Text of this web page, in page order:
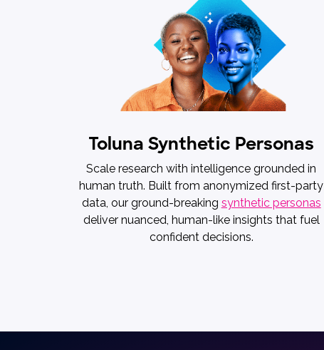
Toluna Synthetic Personas
Scale research with intelligence grounded in
human truth. Built from anonymized first-party
data, our ground-breaking synthetic personas
deliver nuanced, human-like insights that fuel
confident decisions.